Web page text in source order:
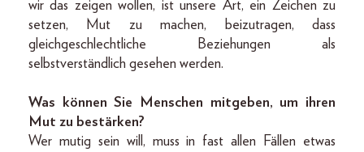
wir das zeigen wollen, ist unsere Art, ein Zeichen zu
setzen, Mut zu machen, beizutragen, dass
gleichgeschlechtliche Beziehungen als
selbstverständlich gesehen werden.
Was können Sie Menschen mitgeben, um ihren
Mut zu bestärken?
Wer mutig sein will, muss in fast allen Fällen etwas